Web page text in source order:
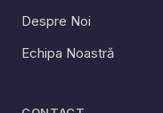
Despre Noi
Echipa Noastră